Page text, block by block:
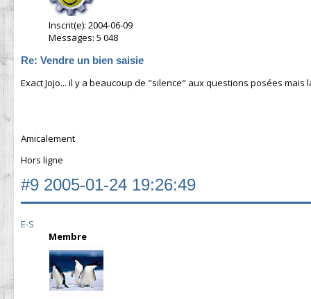
Inscrit(e): 2004-06-09
Messages: 5 048
Re: Vendre un bien saisie
Exact Jojo... il y a beaucoup de "silence" aux questions posées
Amicalement
Hors ligne
#9 2005-01-24 19:26:49
E-S
Membre